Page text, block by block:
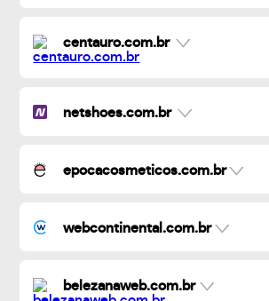
centauro.com.br
netshoes.com.br
epocacosmeticos.com.br
webcontinental.com.br
belezanaweb.com.br